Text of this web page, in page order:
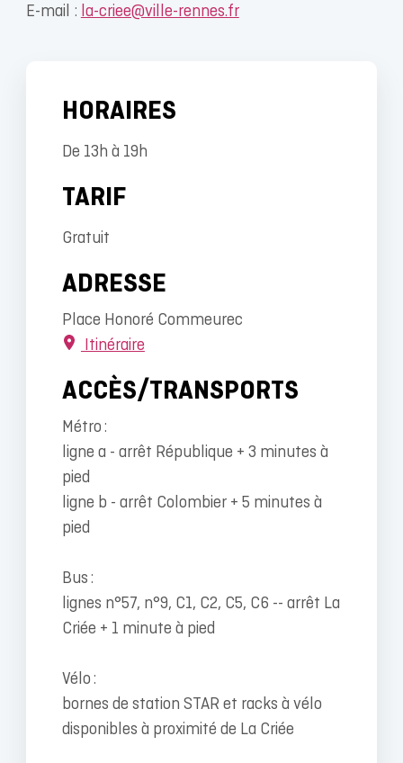
E-mail : la-criee@ville-rennes.fr
HORAIRES
De 13h à 19h
TARIF
Gratuit
ADRESSE
Place Honoré Commeurec
Itinéraire
ACCÈS/TRANSPORTS
Métro :
ligne a - arrêt République + 3 minutes à
pied
ligne b - arrêt Colombier + 5 minutes à
pied
Bus :
lignes n°57, n°9, C1, C2, C5, C6 -- arrêt La
Criée + 1 minute à pied
Vélo :
bornes de station STAR et racks à vélo
disponibles à proximité de La Criée